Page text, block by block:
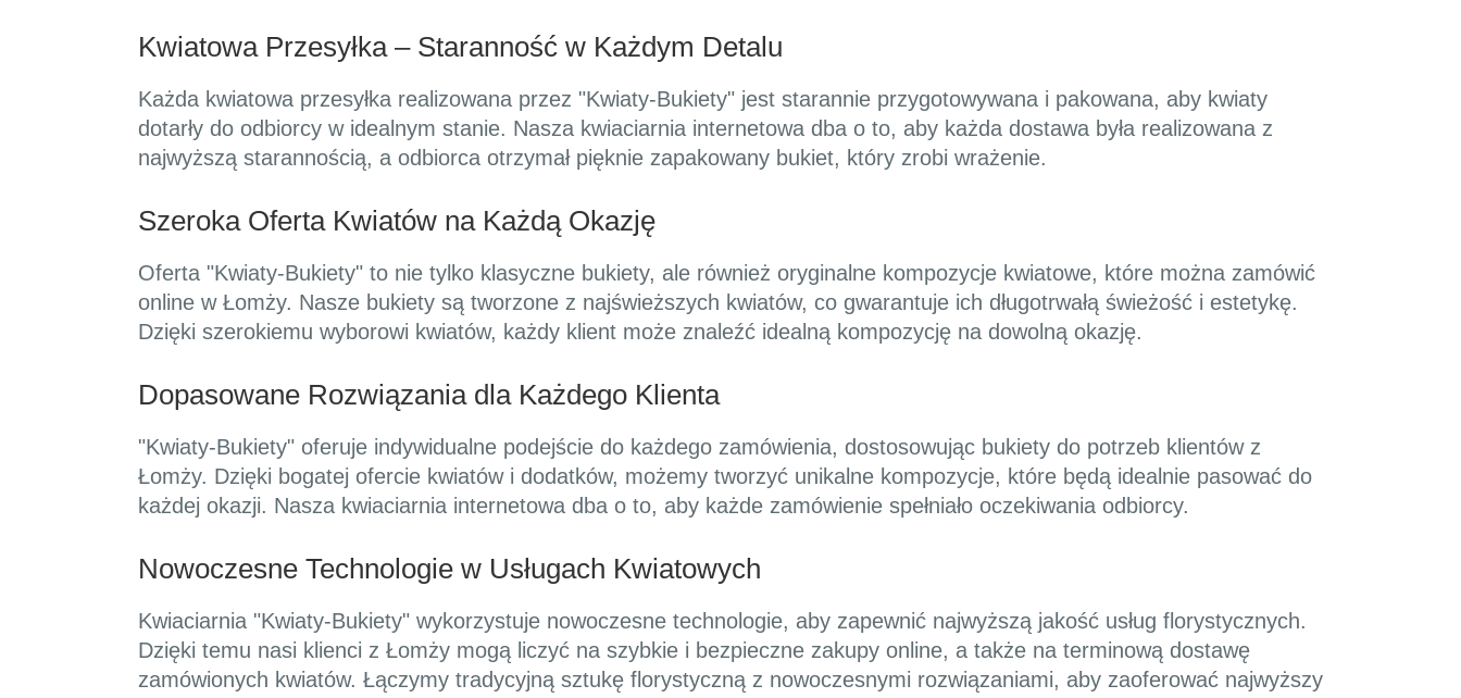
Kwiatowa Przesyłka – Staranność w Każdym Detalu
Każda kwiatowa przesyłka realizowana przez "Kwiaty-Bukiety" jest starannie przygotowywana i pakowana, aby kwiaty
dotarły do odbiorcy w idealnym stanie. Nasza kwiaciarnia internetowa dba o to, aby każda dostawa była realizowana z
najwyższą starannością, a odbiorca otrzymał pięknie zapakowany bukiet, który zrobi wrażenie.
Szeroka Oferta Kwiatów na Każdą Okazję
Oferta "Kwiaty-Bukiety" to nie tylko klasyczne bukiety, ale również oryginalne kompozycje kwiatowe, które można zamówić
online w Łomży. Nasze bukiety są tworzone z najświeższych kwiatów, co gwarantuje ich długotrwałą świeżość i estetykę.
Dzięki szerokiemu wyborowi kwiatów, każdy klient może znaleźć idealną kompozycję na dowolną okazję.
Dopasowane Rozwiązania dla Każdego Klienta
"Kwiaty-Bukiety" oferuje indywidualne podejście do każdego zamówienia, dostosowując bukiety do potrzeb klientów z
Łomży. Dzięki bogatej ofercie kwiatów i dodatków, możemy tworzyć unikalne kompozycje, które będą idealnie pasować do
każdej okazji. Nasza kwiaciarnia internetowa dba o to, aby każde zamówienie spełniało oczekiwania odbiorcy.
Nowoczesne Technologie w Usługach Kwiatowych
Kwiaciarnia "Kwiaty-Bukiety" wykorzystuje nowoczesne technologie, aby zapewnić najwyższą jakość usług florystycznych.
Dzięki temu nasi klienci z Łomży mogą liczyć na szybkie i bezpieczne zakupy online, a także na terminową dostawę
zamówionych kwiatów. Łączymy tradycyjną sztukę florystyczną z nowoczesnymi rozwiązaniami, aby zaoferować najwyższy